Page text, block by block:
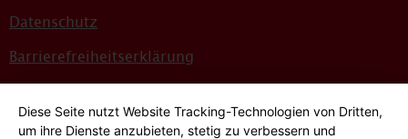
Datenschutz
Barrierefreiheitserklärung
Bildnachweise
Diese Seite nutzt Website Tracking-Technologien von Dritten,
um ihre Dienste anzubieten, stetig zu verbessern und